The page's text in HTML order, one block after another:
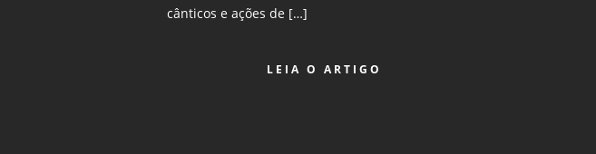
cânticos e ações de […]
LEIA O ARTIGO